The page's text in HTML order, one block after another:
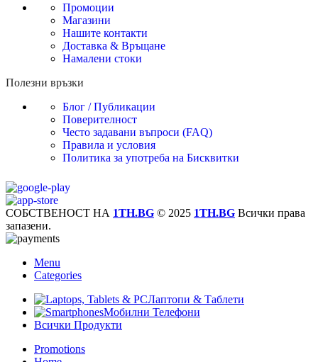
Промоции
Магазини
Нашите контакти
Доставка & Връщане
Намалени стоки
Полезни връзки
Блог / Публикации
Поверителност
Често задавани въпроси (FAQ)
Правила и условия
Политика за употреба на Бисквитки
СОБСТВЕНОСТ НА 1TH.BG © 2025 1TH.BG Всички права
запазени.
Menu
Categories
Лаптопи & Таблети
Мобилни Телефони
Всички Продукти
Promotions